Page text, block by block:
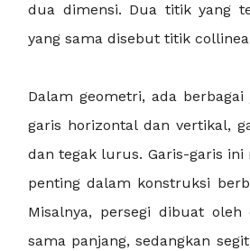
dua dimensi. Dua titik yang
yang sama disebut titik
Dalam geometri, ada
garis horizontal dan vertikal,
dan tegak lurus. Garis-garis ini
penting dalam konstruksi
Misalnya, persegi dibuat oleh
sama panjang, sedangkan